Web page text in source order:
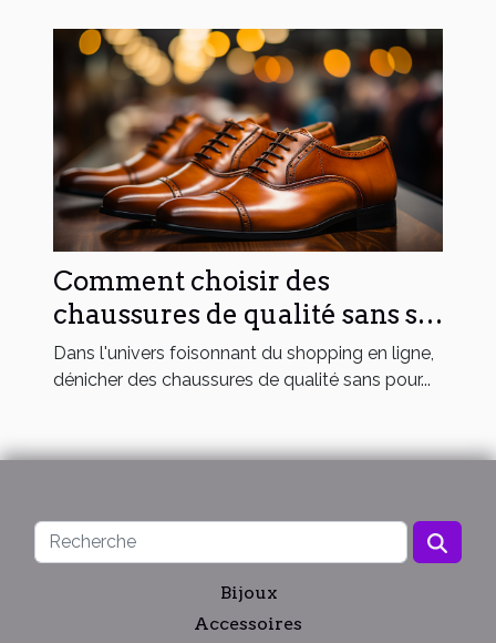
Comment choisir des
chaussures de qualité sans se
ruiner en ligne
Dans l'univers foisonnant du shopping en ligne,
dénicher des chaussures de qualité sans pour...
Bijoux
Accessoires